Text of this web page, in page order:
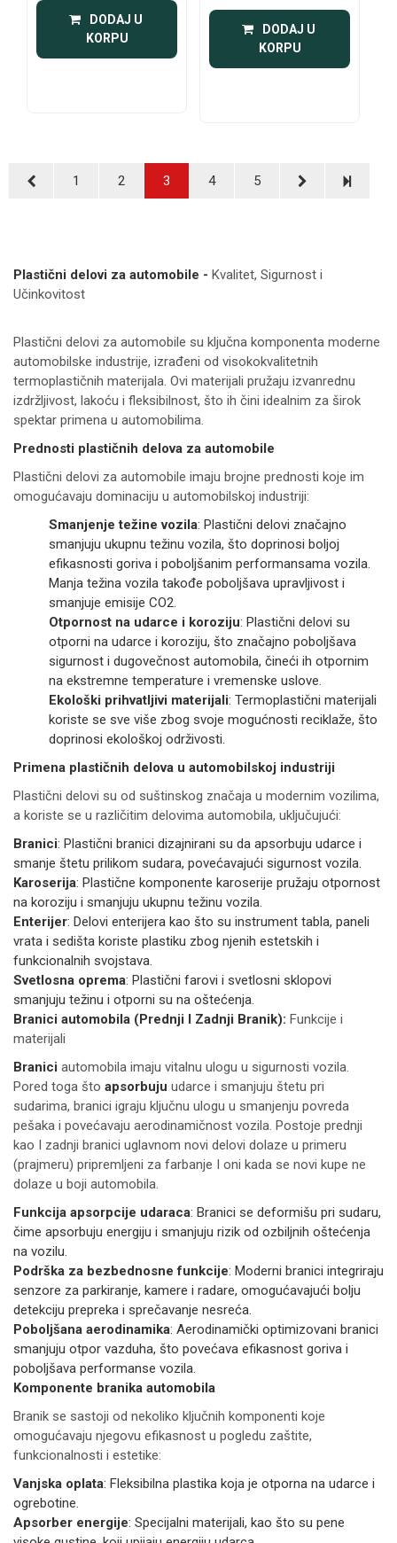
DODAJ U
KORPU
DODAJ U
KORPU
1 2 3 4 5
Plastični delovi za automobile - Kvalitet, Sigurnost i
Učinkovitost
Plastični delovi za automobile su ključna komponenta moderne
automobilske industrije, izrađeni od visokokvalitetnih
termoplastičnih materijala. Ovi materijali pružaju izvanrednu
izdržljivost, lakoću i fleksibilnost, što ih čini idealnim za širok
spektar primena u automobilima.
Prednosti plastičnih delova za automobile
Plastični delovi za automobile imaju brojne prednosti koje im
omogućavaju dominaciju u automobilskoj industriji:
Smanjenje težine vozila: Plastični delovi značajno
smanjuju ukupnu težinu vozila, što doprinosi boljoj
efikasnosti goriva i poboljšanim performansama vozila.
Manja težina vozila takođe poboljšava upravljivost i
smanjuje emisije CO2.
Otpornost na udarce i koroziju: Plastični delovi su
otporni na udarce i koroziju, što značajno poboljšava
sigurnost i dugovečnost automobila, čineći ih otpornim
na ekstremne temperature i vremenske uslove.
Ekološki prihvatljivi materijali: Termoplastični materijali
koriste se sve više zbog svoje mogućnosti reciklaže, što
doprinosi ekološkoj održivosti.
Primena plastičnih delova u automobilskoj industriji
Plastični delovi su od suštinskog značaja u modernim vozilima,
a koriste se u različitim delovima automobila, uključujući:
Branici: Plastični branici dizajnirani su da apsorbuju udarce i
smanje štetu prilikom sudara, povećavajući sigurnost vozila.
Karoserija: Plastične komponente karoserije pružaju otpornost
na koroziju i smanjuju ukupnu težinu vozila.
Enterijer: Delovi enterijera kao što su instrument tabla, paneli
vrata i sedišta koriste plastiku zbog njenih estetskih i
funkcionalnih svojstava.
Svetlosna oprema: Plastični farovi i svetlosni sklopovi
smanjuju težinu i otporni su na oštećenja.
Branici automobila (Prednji I Zadnji Branik): Funkcije i
materijali
Branici automobila imaju vitalnu ulogu u sigurnosti vozila.
Pored toga što apsorbuju udarce i smanjuju štetu pri
sudarima, branici igraju ključnu ulogu u smanjenju povreda
pešaka i povećavaju aerodinamičnost vozila. Postoje prednji
kao I zadnji branici uglavnom novi delovi dolaze u primeru
(prajmeru) pripremljeni za farbanje I oni kada se novi kupe ne
dolaze u boji automobila.
Funkcija apsorpcije udaraca: Branici se deformišu pri sudaru,
čime apsorbuju energiju i smanjuju rizik od ozbiljnih oštećenja
na vozilu.
Podrška za bezbednosne funkcije: Moderni branici integriraju
senzore za parkiranje, kamere i radare, omogućavajući bolju
detekciju prepreka i sprečavanje nesreća.
Poboljšana aerodinamika: Aerodinamički optimizovani branici
smanjuju otpor vazduha, što povećava efikasnost goriva i
poboljšava performanse vozila.
Komponente branika automobila
Branik se sastoji od nekoliko ključnih komponenti koje
omogućavaju njegovu efikasnost u pogledu zaštite,
funkcionalnosti i estetike:
Vanjska oplata: Fleksibilna plastika koja je otporna na udarce i
ogrebotine.
Apsorber energije: Specijalni materijali, kao što su pene